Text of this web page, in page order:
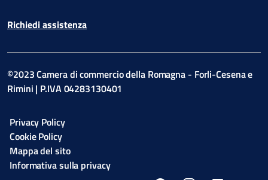
Richiedi assistenza
©2023 Camera di commercio della Romagna - Forli-Cesena e
Rimini | P.IVA 04283130401
Privacy Policy
Cookie Policy
Mappa del sito
Informativa sulla privacy